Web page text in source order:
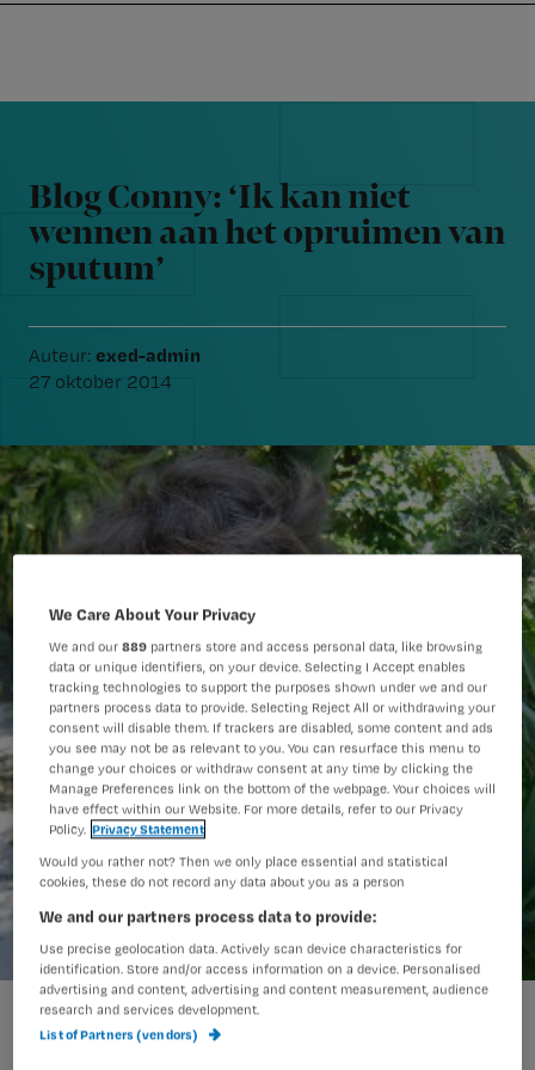
navigation
content
Nursing
Blog Conny: ‘Ik kan niet
wennen aan het opruimen van
sputum’
Auteur: exed-admin
27 oktober 2014
Als er een flinke bloeding ontstaat bij
We Care About Your Privacy
We and our889 partners store and access personal data, like browsing
data or unique identifiers, on your device. Selecting I Accept enables
tracking technologies to support the purposes shown under we and our
partners process data to provide. Selecting Reject All or withdrawing your
consent will disable them. If trackers are disabled, some content and ads
you see may not be as relevant to you. You can resurface this menu to
change your choices or withdraw consent at any time by clicking the
Manage Preferences link on the bottom of the webpage. Your choices will
have effect within our Website. For more details, refer to our Privacy
Policy. Privacy Statement
Would you rather not? Then we only place essential and statistical
cookies, these do not record any data about you as a person
We and our partners process data to provide:
Use precise geolocation data. Actively scan device characteristics for
identification. Store and/or access information on a device. Personalised
advertising and content, advertising and content measurement, audience
research and services development.
List of Partners (vendors)